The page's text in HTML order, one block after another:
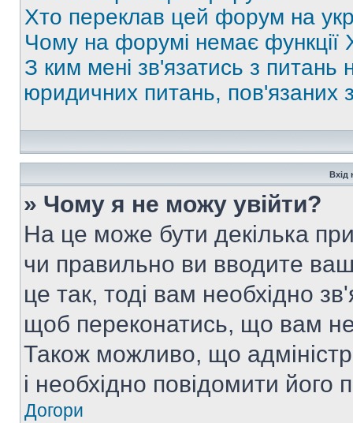
Хто переклав цей форум на
Чому на форумі немає функції
З ким мені зв'язатись з питань
юридичних питань,
Вхід
» Чому я не можу увійти?
На це може бути декілька
чи правильно ви вводите
це так, тоді вам необхідно
щоб переконатись, що вам
Також можливо, що
і необхідно повідомити
Догори